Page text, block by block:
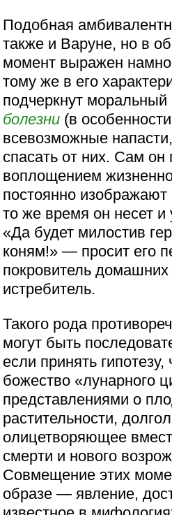
Подобная
также и Варуне, но в
момент выражен
тому же в его
подчеркнут
болезни (в
всевозможные
спасать от них. Сам он
воплощением
постоянно
то же время он несет и
«Да будет милостив
коням!» — просит его
покровитель
истребитель.
Такого рода
могут быть
если принять
божество «лунарного
представлениями о
растительности,
олицетворяющее
смерти и нового
Совмещение этих
образе — явление,